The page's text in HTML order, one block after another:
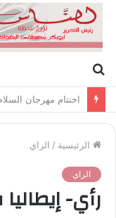
عن
اختتام مهرجان
الرئيسية / الراي
الراي
رأي-